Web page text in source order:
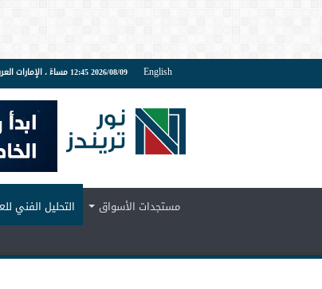
English 2026/08/09 12:45 مساءً ، الإمارات العربية
مستجدات الأسواق التحليل الفني